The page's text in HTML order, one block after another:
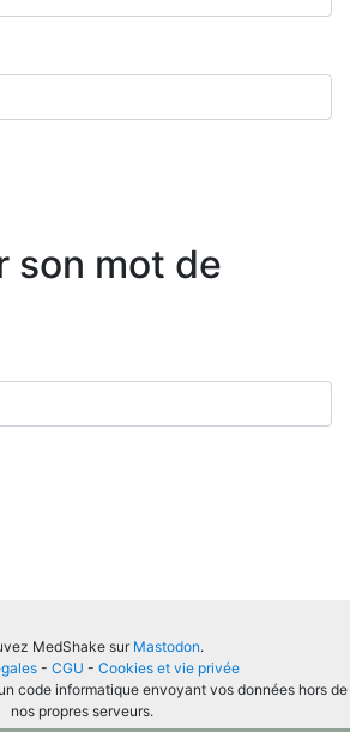
son mot de
MedShake sur Mastodon.
- CGU - Cookies et vie privée
code informatique envoyant vos données hors de
nos propres serveurs.